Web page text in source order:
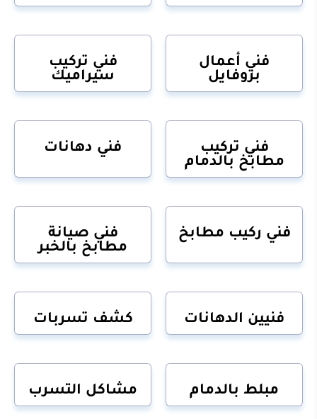
فني أعمال
بروفايل
فني تركيب
سيراميك
فني تركيب
مطابخ بالدمام
فني دهانات
فني ركيب مطابخ
فني صيانة
مطابخ بالخبر
فنيين الدهانات كشف تسربات
مبلط بالدمام مشاكل التسرب